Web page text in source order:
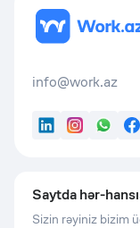
info@work.az
LinkedInInstagram
Saytda hər-
Sizin rəyiniz bizim